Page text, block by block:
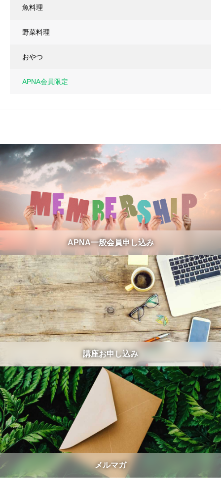
魚料理
野菜料理
おやつ
APNA会員限定
APNA一般会員申し込み
講座お申し込み
メルマガ